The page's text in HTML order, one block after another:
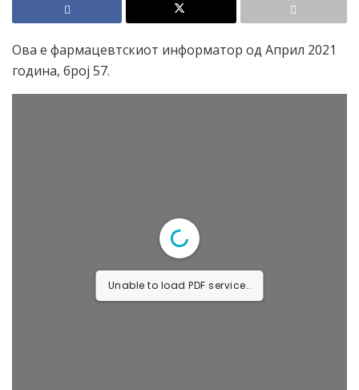
Ова е фармацевтскиот информатор од Април 2021
година, број 57.
Unable to load PDF service..